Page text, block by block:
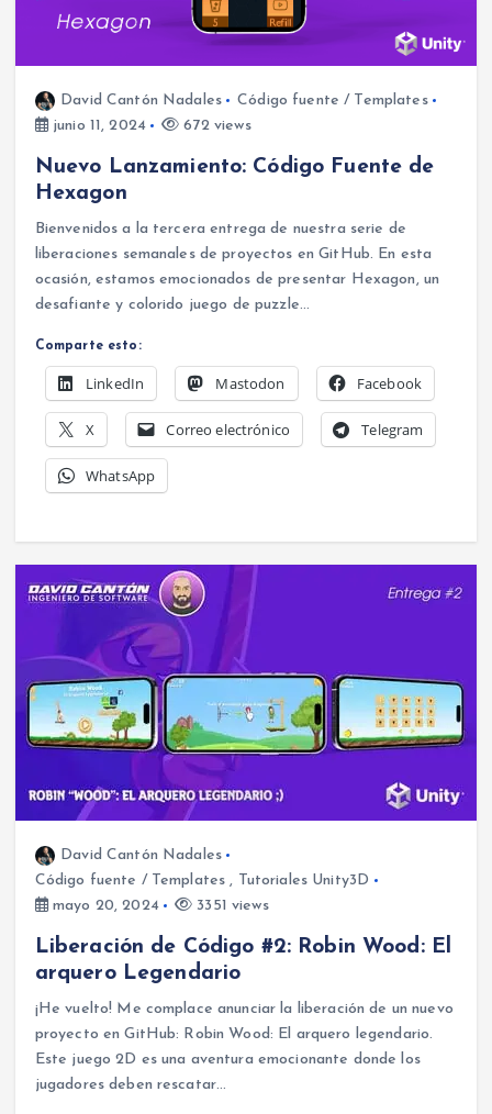
David Cantón Nadales
Código fuente / Templates
junio 11, 2024
672 views
Nuevo Lanzamiento: Código Fuente de
Hexagon
Bienvenidos a la tercera entrega de nuestra serie de
liberaciones semanales de proyectos en GitHub. En esta
ocasión, estamos emocionados de presentar Hexagon, un
desafiante y colorido juego de puzzle…
Comparte esto:
LinkedIn Mastodon Facebook
X Correo electrónico Telegram
WhatsApp
David Cantón Nadales
Código fuente / Templates , Tutoriales Unity3D
mayo 20, 2024
3351 views
Liberación de Código #2: Robin Wood: El
arquero Legendario
¡He vuelto! Me complace anunciar la liberación de un nuevo
proyecto en GitHub: Robin Wood: El arquero legendario.
Este juego 2D es una aventura emocionante donde los
jugadores deben rescatar…